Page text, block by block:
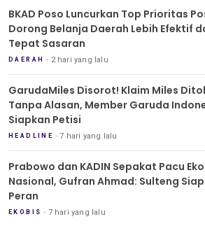
BKAD Poso Luncurkan Top Prioritas
Dorong Belanja Daerah Lebih Efektif
Tepat Sasaran
DAERAH 2 hari yang lalu
GarudaMiles Disorot! Klaim Miles
Tanpa Alasan, Member Garuda
Siapkan Petisi
HEADLINE 7 hari yang lalu
Prabowo dan KADIN Sepakat Pacu
Nasional, Gufran Ahmad: Sulteng
Peran
EKOBIS 7 hari yang lalu